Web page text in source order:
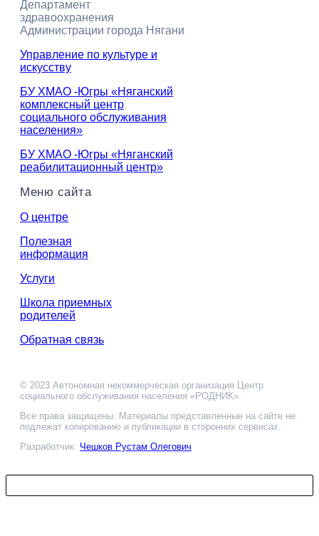
Департамент
здравоохранения
Администрации города Нягани
Управление по культуре и
искусству
БУ ХМАО -Югры «Няганский
комплексный центр
социального обслуживания
населения»
БУ ХМАО -Югры «Няганский
реабилитационный центр»
Меню сайта
О центре
Полезная
информация
Услуги
Школа приемных
родителей
Обратная связь
© 2023 Автономная некоммерческая организация Центр
социального обслуживания населения «РОДНИК».
Все права защищены. Материалы представленные на сайте не
подлежат копированию и публикации в сторонних сервисах.
Разработчик: Чешков Рустам Олегович